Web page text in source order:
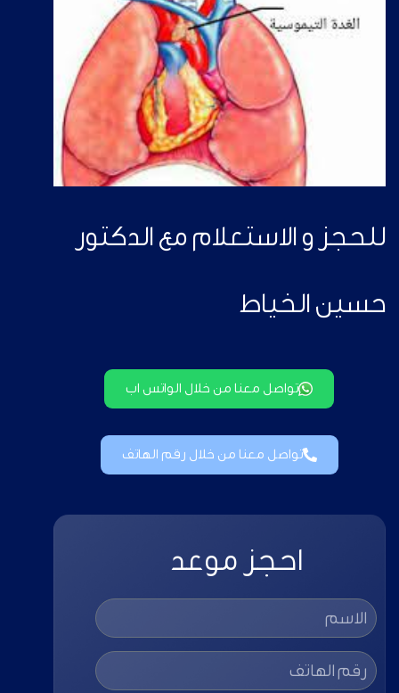
للحجز و الاستعلام مع الدكتور
حسين الخياط
تواصل معنا من خلال الواتس اب
تواصل معنا من خلال رقم الهاتف
احجز موعد